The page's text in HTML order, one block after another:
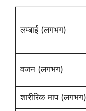
लम्बाई (लगभग)
वजन (लगभग)
शारीरिक माप (लगभग)